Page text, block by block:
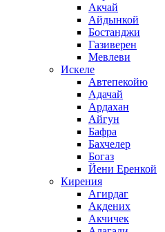
Акчай
Айдынкой
Бостанджи
Газиверен
Мевлеви
Искеле
Автепекойю
Адачай
Ардахан
Айгун
Бафра
Бахчелер
Богаз
Йени Еренкой
Кирения
Агирдаг
Акдених
Акчичек